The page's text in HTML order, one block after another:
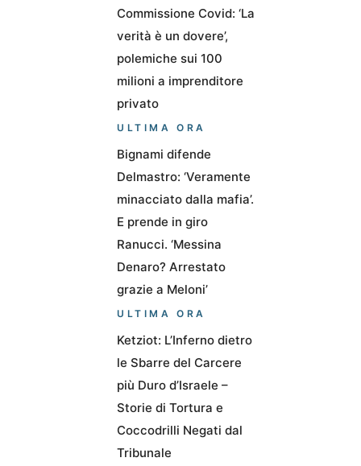
Commissione Covid: ‘La
verità è un dovere’,
polemiche sui 100
milioni a imprenditore
privato
ULTIMA ORA
Bignami difende
Delmastro: ‘Veramente
minacciato dalla mafia’.
E prende in giro
Ranucci. ‘Messina
Denaro? Arrestato
grazie a Meloni’
ULTIMA ORA
Ketziot: L’Inferno dietro
le Sbarre del Carcere
più Duro d’Israele –
Storie di Tortura e
Coccodrilli Negati dal
Tribunale